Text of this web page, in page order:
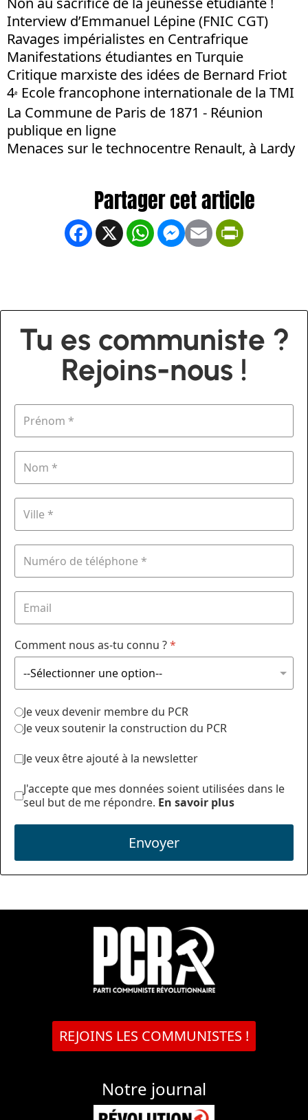
Interview d’Emmanuel Lépine (FNIC CGT)
Ravages impérialistes en Centrafrique
Manifestations étudiantes en Turquie
Critique marxiste des idées de Bernard Friot
4e
Ecole francophone internationale de la TMI
La Commune de Paris de 1871 - Réunion
publique en ligne
Menaces sur le technocentre Renault, à Lardy
Facebook
X WhatsApp
Messenger
Email
Tu es communiste ?
Rejoins-nous !
Comment nous as-tu connu ?*
Je veux devenir membre du PCR
Je veux soutenir la construction du PCR
Je veux être ajouté à la newsletter
J'accepte que mes données soient utilisées dans le
seul but de me répondre. En savoir plus
Envoyer
REJOINS LES COMMUNISTES !
Notre journal